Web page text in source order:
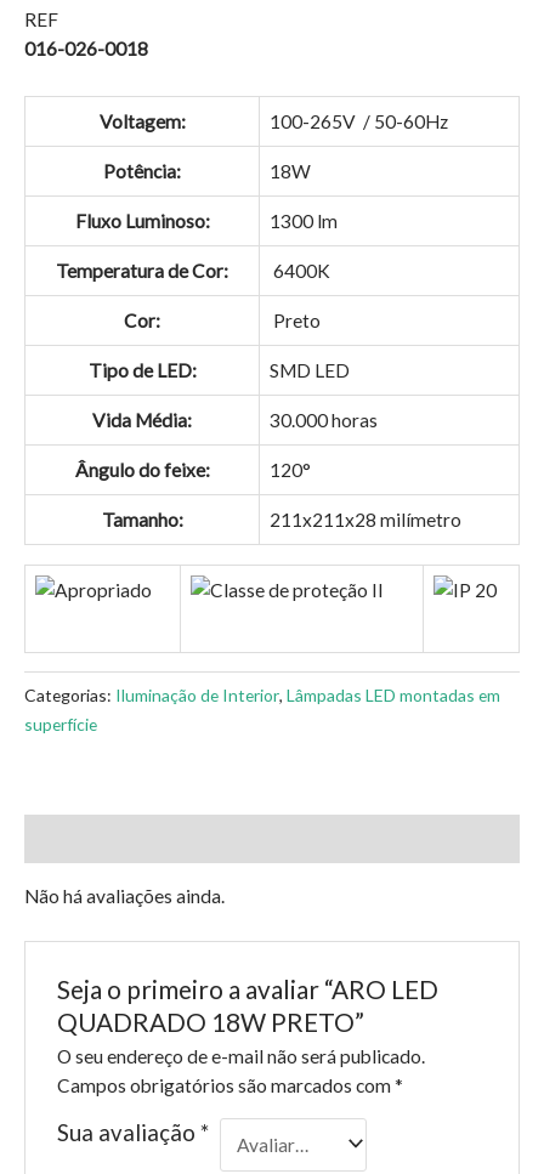
REF
016-026-0018
Voltagem: 100-265V / 50-60Hz
Potência: 18W
Fluxo Luminoso: 1300 lm
Temperatura de Cor: 6400K
Cor: Preto
Tipo de LED: SMD LED
Vida Média: 30.000 horas
Ângulo do feixe: 120°
Tamanho: 211x211x28 milímetro
Categorias: Iluminação de Interior, Lâmpadas LED montadas em
superfície
Não há avaliações ainda.
Seja o primeiro a avaliar “ARO LED
QUADRADO 18W PRETO”
O seu endereço de e-mail não será publicado.
Campos obrigatórios são marcados com *
Sua avaliação *